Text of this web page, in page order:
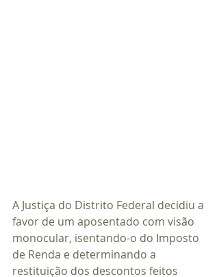
A Justiça do Distrito Federal decidiu a
favor de um aposentado com visão
monocular, isentando-o do Imposto
de Renda e determinando a
restituição dos descontos feitos